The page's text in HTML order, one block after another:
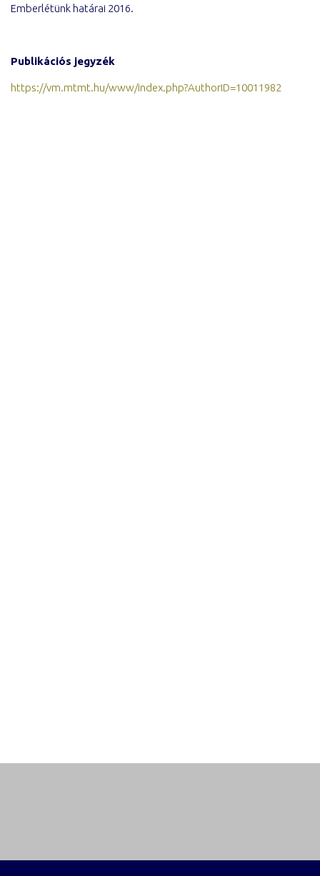
Emberlétünk határai 2016.
Publikációs jegyzék
https://vm.mtmt.hu/www/index.php?AuthorID=10011982